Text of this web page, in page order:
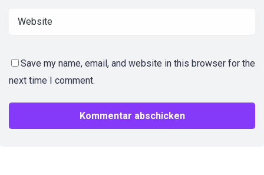
Save my name, email, and website in this browser for the
next time I comment.